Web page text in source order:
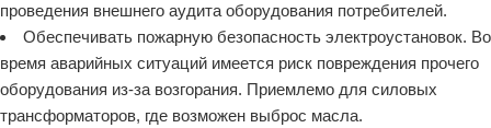
проведения внешнего аудита оборудования потребителей.
Обеспечивать пожарную безопасность электроустановок. Во
время аварийных ситуаций имеется риск повреждения прочего
оборудования из-за возгорания. Приемлемо для силовых
трансформаторов, где возможен выброс масла.